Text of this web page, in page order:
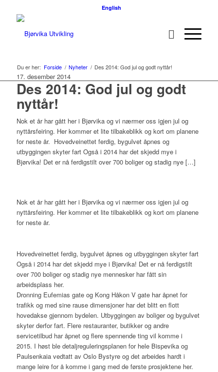
English
Du er her: Forside / Nyheter / Des 2014: God jul og godt nyttår!
17. desember 2014
Des 2014: God jul og godt
nyttår!
Nok et år har gått her i Bjørvika og vi nærmer oss igjen jul og
nyttårsfeiring. Her kommer et lite tilbakeblikk og kort om planene
for neste år. Hovedveinettet ferdig, bygulvet åpnes og
utbyggingen skyter fart Også i 2014 har det skjedd mye i
Bjørvika! Det er nå ferdigstilt over 700 boliger og stadig nye […]
Nok et år har gått her i Bjørvika og vi nærmer oss igjen jul og
nyttårsfeiring. Her kommer et lite tilbakeblikk og kort om planene
for neste år.
Hovedveinettet ferdig, bygulvet åpnes og utbyggingen skyter fart
Også i 2014 har det skjedd mye i Bjørvika! Det er nå ferdigstilt
over 700 boliger og stadig nye mennesker har fått sin
arbeidsplass her.
Dronning Eufemias gate og Kong Håkon V gate har åpnet for
trafikk og med sine rause dimensjoner har det blitt en flott
hovedakse gjennom bydelen. Utbyggingen av boliger og bygulvet
skyter derfor fart. Flere restauranter, butikker og andre
servicetilbud har åpnet og flere spennende ting vil komme i
2015. I høst ble detaljreguleringsplanen for hele Bispevika og
Paulsenkaia vedtatt av Oslo Bystyre og det arbeides hardt i
mange leire for å komme i gang med de første prosjektene her.